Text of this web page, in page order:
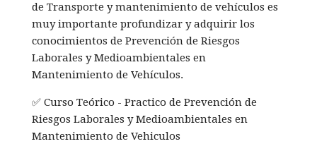
de Transporte y mantenimiento de vehículos es
muy importante profundizar y adquirir los
conocimientos de Prevención de Riesgos
Laborales y Medioambientales en
Mantenimiento de Vehículos.
✅ Curso Teórico - Practico de Prevención de
Riesgos Laborales y Medioambientales en
Mantenimiento de Vehiculos